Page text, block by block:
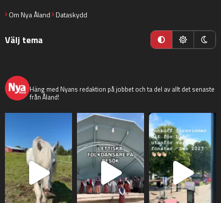
Om Nya Åland Dataskydd
Välj tema
Häng med Nyans redaktion på jobbet och ta del av allt det senaste
från Åland!